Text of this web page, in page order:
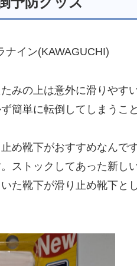
ナイン(KAWAGUCHI)
みの上は意外に滑りやす
簡単に転倒してしまうこ
め靴下がおすすめなんで
ストックしてあった新
た靴下が滑り止め靴下と